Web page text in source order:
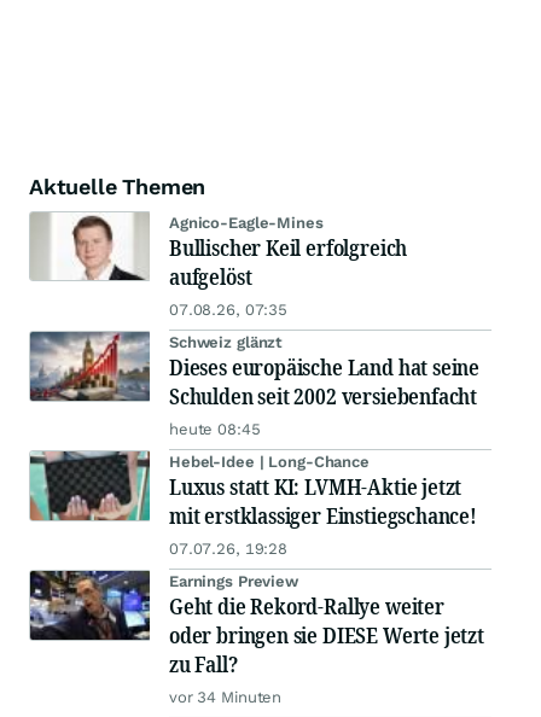
Aktuelle Themen
Agnico-Eagle-Mines
Bullischer Keil erfolgreich
aufgelöst
07.08.26, 07:35
Schweiz glänzt
Dieses europäische Land hat seine
Schulden seit 2002 versiebenfacht
heute 08:45
Hebel-Idee | Long-Chance
Luxus statt KI: LVMH-Aktie jetzt
mit erstklassiger Einstiegschance!
07.07.26, 19:28
Earnings Preview
Geht die Rekord-Rallye weiter
oder bringen sie DIESE Werte jetzt
zu Fall?
vor 34 Minuten